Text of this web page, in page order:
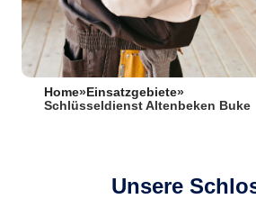
Home» Einsatzgebiete»
Schlüsseldienst Altenbeken Buke
Unsere